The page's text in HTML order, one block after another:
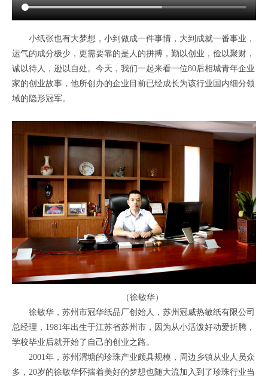
小纸张也有大梦想，小到做成一件事情，大到成就一番事业，
运气的成分极少，更需要靠的是人的拼搏，勤以创业，俭以聚财，
诚以待人，逊以自处。今天，我们一起来看一位80后相城青年企业
家的创业故事，他所创办的企业目前已经成长为该行业国内细分领
域的隐形冠军。
（徐敏华）
徐敏华，苏州市冠华纸品厂创始人，苏州冠威热敏纸有限公司
总经理，1981年出生于江苏省苏州市，因为从小活泼好动爱折腾，
学校毕业后就开始了自己的创业之路。
2001年，苏州渭塘的珍珠产业颇具规模，周边乡镇从业人员众
多，20岁的徐敏华怀揣着美好的梦想也随大流加入到了珍珠行业当